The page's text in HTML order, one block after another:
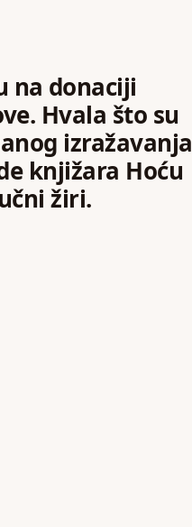
na donaciji
Hvala što su
izražavanja
knjižara Hoću
žiri.